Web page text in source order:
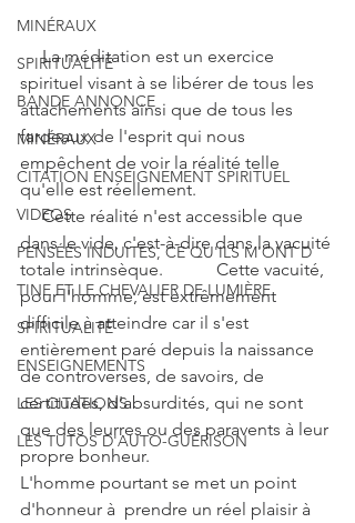
MINÉRAUX
SPIRITUALITÉ
BANDE ANNONCE
MINÉRAUX
CITATION ENSEIGNEMENT SPIRITUEL
VIDEOS
PENSÉES INDUITES, CE QU'ILS M'ONT D
TINE ET LE CHEVALIER DE LUMIÈRE
SPIRITUALITÉ
ENSEIGNEMENTS
LES CITATIONS
LES TUTOS D'AUTO-GUÉRISON
     La méditation est un exercice
spirituel visant à se libérer de tous les
attachements ainsi que de tous les
fardeaux de l'esprit qui nous
empêchent de voir la réalité telle
qu'elle est réellement.
     Cette réalité n'est accessible que
dans le vide, c'est-à-dire dans la vacuité
totale intrinsèque.            Cette vacuité,
pour l'homme, est extrêmement
difficile à atteindre car il s'est
entièrement paré depuis la naissance
de controverses, de savoirs, de
certitudes, d'absurdités, qui ne sont
que des leurres ou des paravents à leur
propre bonheur.
L'homme pourtant se met un point
d'honneur à  prendre un réel plaisir à